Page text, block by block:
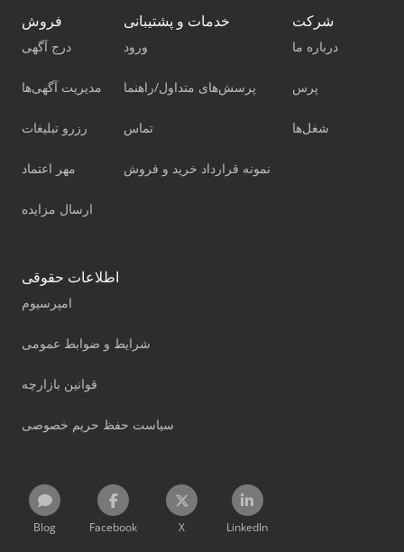
فروش
درج آگهی
مدیریت آگهی‌ها
رزرو تبلیغات
مهر اعتماد
ارسال مزایده
خدمات و پشتیبانی
ورود
پرسش‌های متداول/راهنما
تماس
نمونه قرارداد خرید و فروش
شرکت
درباره ما
پرس
شغل‌ها
اطلاعات حقوقی
امپرسیوم
شرایط و ضوابط عمومی
قوانین بازارچه
سیاست حفظ حریم خصوصی
Blog Facebook X LinkedIn